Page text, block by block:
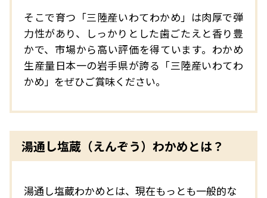
そこで育つ「三陸産いわてわかめ」は肉厚で弾
力性があり、しっかりとした歯ごたえと香り豊
かで、市場から高い評価を得ています。わかめ
生産量日本一の岩手県が誇る「三陸産いわてわ
かめ」をぜひご賞味ください。
湯通し塩蔵（えんぞう）わかめとは？
湯通し塩蔵わかめとは、現在もっとも一般的な